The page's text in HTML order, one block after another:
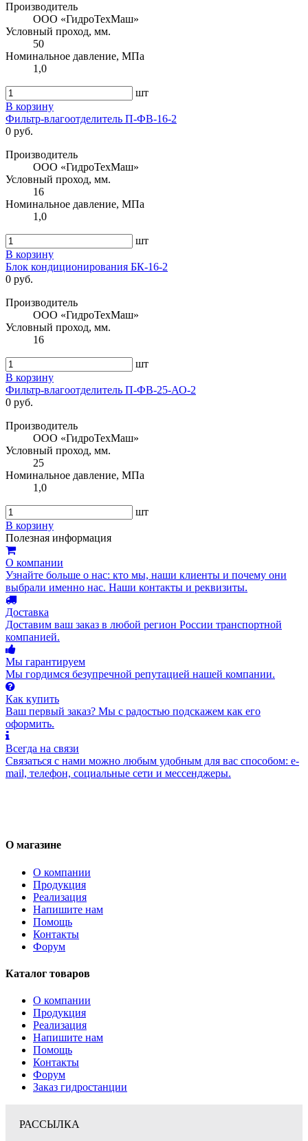
Производитель
ООО «ГидроТехМаш»
Условный проход, мм.
50
Номинальное давление, МПа
1,0
шт
В корзину
Фильтр-влагоотделитель П-ФВ-16-2
0 руб.
Производитель
ООО «ГидроТехМаш»
Условный проход, мм.
16
Номинальное давление, МПа
1,0
шт
В корзину
Блок кондиционирования БК-16-2
0 руб.
Производитель
ООО «ГидроТехМаш»
Условный проход, мм.
16
шт
В корзину
Фильтр-влагоотделитель П-ФВ-25-АО-2
0 руб.
Производитель
ООО «ГидроТехМаш»
Условный проход, мм.
25
Номинальное давление, МПа
1,0
шт
В корзину
Полезная информация
О компании
Узнайте больше о нас: кто мы, наши клиенты и почему они
выбрали именно нас. Наши контакты и реквизиты.
Доставка
Доставим ваш заказ в любой регион России транспортной
компанией.
Мы гарантируем
Мы гордимся безупречной репутацией нашей компании.
Как купить
Ваш первый заказ? Мы с радостью подскажем как его
оформить.
Всегда на связи
Связаться с нами можно любым удобным для вас способом: e-
mail, телефон, социальные сети и мессенджеры.
О магазине
О компании
Продукция
Реализация
Напишите нам
Помощь
Контакты
Форум
Каталог товаров
О компании
Продукция
Реализация
Напишите нам
Помощь
Контакты
Форум
Заказ гидростанции
РАССЫЛКА